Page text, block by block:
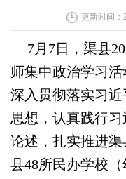
更新时间：
7月7日，渠县
师集中政治学习
深入贯彻落实习
思想，认真践行
论述，扎实推进
县48所民办学校